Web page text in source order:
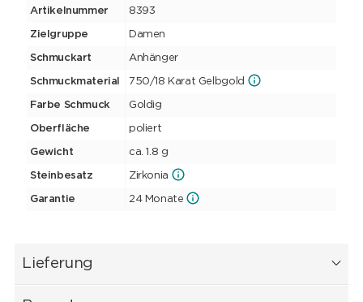
Artikelnummer 8393
Zielgruppe Damen
Schmuckart Anhänger
Schmuckmaterial 750/18 Karat Gelbgold
Farbe Schmuck Goldig
Oberfläche poliert
Gewicht ca. 1.8 g
Steinbesatz Zirkonia
Garantie 24 Monate
Lieferung